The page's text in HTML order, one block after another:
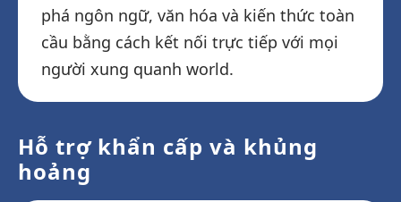
phá ngôn ngữ, văn hóa và kiến thức toàn
cầu bằng cách kết nối trực tiếp với mọi
người xung quanh world.
Hỗ trợ khẩn cấp và khủng
hoảng